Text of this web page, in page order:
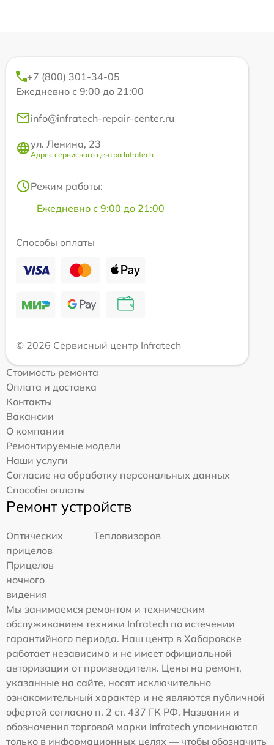
+7 (800) 301-34-05
Ежедневно с 9:00 до 21:00
info@infratech-repair-center.ru
ул. Ленина, 23
Адрес сервисного центра Infratech
Режим работы:
Ежедневно с 9:00 до 21:00
Способы оплаты
© 2026 Сервисный центр Infratech
Стоимость ремонта
Оплата и доставка
Контакты
Вакансии
О компании
Ремонтируемые модели
Наши услуги
Согласие на обработку персональных данных
Способы оплаты
Ремонт устройств
Оптических
прицелов
Тепловизоров
Прицелов
ночного
видения
Мы занимаемся ремонтом и техническим
обслуживанием техники Infratech по истечении
гарантийного периода. Наш центр в Хабаровске
работает независимо и не имеет официальной
авторизации от производителя. Цены на ремонт,
указанные на сайте, носят исключительно
ознакомительный характер и не являются публичной
офертой согласно п. 2 ст. 437 ГК РФ. Названия и
обозначения торговой марки Infratech упоминаются
только в информационных целях — чтобы обозначить